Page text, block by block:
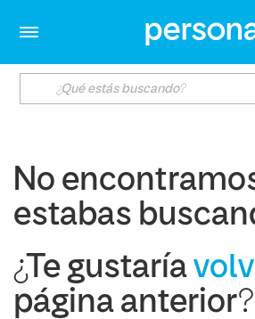
No
estabas
¿Te gustaría
página anterior?